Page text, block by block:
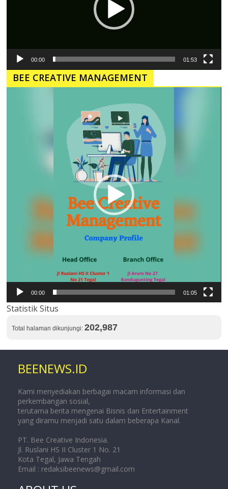
00:00 01:53
BEE CREATIVE MANAGEMENT
00:00 01:05
Statistik Situs
Total halaman dikunjungi:202,987
BEENEWS.ID
Kami menyediakan berbagai macam informasi dan
perkembangan sosial,
terutama berita mengenai Bisnis dan Entertainment
yang diramu menjadi satu dalam beberapa Kanal.
PT. Bee Creative Indonesia.
Jl. Ruslani HS II Cluster 1 No. 21
Kota Tegal, Jawa Tengah
Email : redaksibeenews@gmail.com